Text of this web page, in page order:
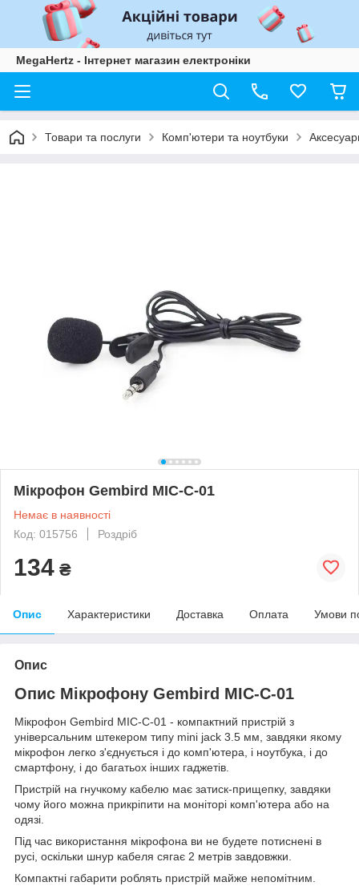
MegaHertz - Інтернет магазин електроніки
Товари та послуги Комп'ютери та ноутбуки
Мікрофон Gembird MIC-C-01
Немає в наявності
Код: 015756
Роздріб
134 ₴
Опис Характеристики Доставка Оплата Умови
Опис
Опис Мікрофону Gembird MIC-C-01
Мікрофон Gembird MIC-C-01 - компактний пристрій з
універсальним штекером типу mini jack 3.5 мм, завдяки якому
мікрофон легко з'єднується і до комп'ютера, і ноутбука, і до
смартфону, і до багатьох інших гаджетів.
Пристрій на гнучкому кабелю має затиск-прищепку, завдяки
чому його можна прикріпити на моніторі комп'ютера або на
одязі.
Під час використання мікрофона ви не будете потиснені в
русі, оскільки шнур кабеля сягає 2 метрів завдовжки.
Компактні габарити роблять пристрій майже непомітним.